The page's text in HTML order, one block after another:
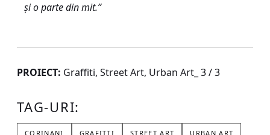
și o parte din mit.”
PROIECT: Graffiti, Street Art, Urban Art_ 3 / 3
TAG-URI:
CORINANI GRAFITTI STREET ART URBAN ART